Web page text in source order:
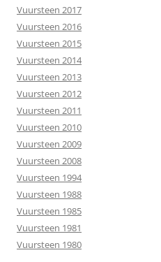
Vuursteen 2017
Vuursteen 2016
Vuursteen 2015
Vuursteen 2014
Vuursteen 2013
Vuursteen 2012
Vuursteen 2011
Vuursteen 2010
Vuursteen 2009
Vuursteen 2008
Vuursteen 1994
Vuursteen 1988
Vuursteen 1985
Vuursteen 1981
Vuursteen 1980